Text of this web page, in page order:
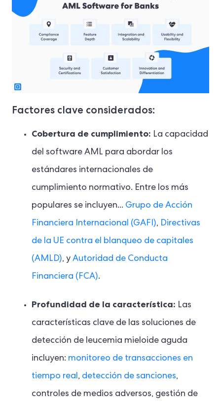
Factores clave considerados:
Cobertura de cumplimiento: La capacidad
del software AML para abordar los
estándares internacionales de
cumplimiento normativo. Entre los más
populares se incluyen... Grupo de Acción
Financiera Internacional (GAFI), Directivas
de la UE contra el blanqueo de capitales
(AMLD), y Autoridad de Conducta
Financiera (FCA).
Profundidad de la característica: Las
características clave de las soluciones de
detección de leucemia mieloide aguda
incluyen: monitoreo de transacciones en
tiempo real , detección de sanciones,
controles de medios adversos, gestión de